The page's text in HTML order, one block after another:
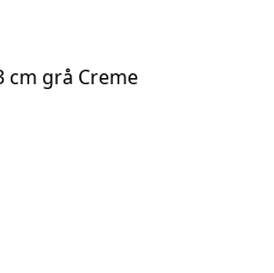
cm grå Creme